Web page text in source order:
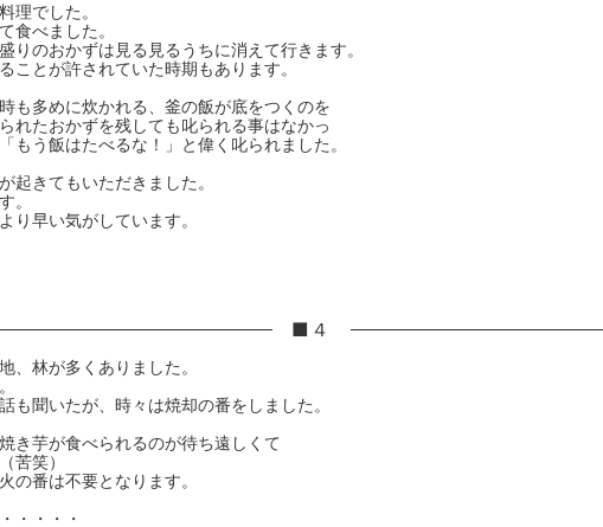
理でした。
食べました。
のおかずは見る見るうちに消えて行きます。
とが許されていた時期もあります。
も多めに炊かれる、釜の飯が底をつくのを
れたおかずを残しても叱られる事はなかっ
う飯はたべるな！」と偉く叱られました。
起きてもいただきました。
。
り早い気がしています。
■４
、林が多くありました。
聞いたが、時々は焼却の番をしました。
き芋が食べられるのが待ち遠しくて
苦笑）
の番は不要となります。
・